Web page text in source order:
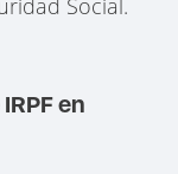
Social.
en